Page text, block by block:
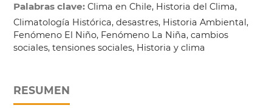
Palabras clave: Clima en Chile, Historia del Clima,
Climatología Histórica, desastres, Historia Ambiental,
Fenómeno El Niño, Fenómeno La Niña, cambios
sociales, tensiones sociales, Historia y clima
RESUMEN